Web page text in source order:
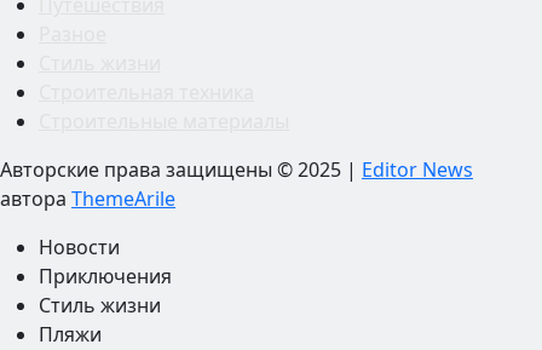
Авторские права защищены © 2025 | Editor News
автора ThemeArile
Новости
Приключения
Стиль жизни
Пляжи